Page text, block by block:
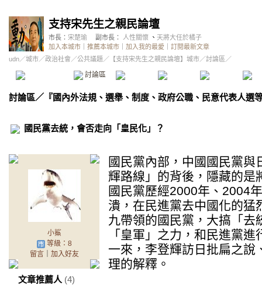
支持宋先生之親民論壇
市長： 宋楚瑜 副市長： 人性關懷 、 天將大任於橘子
加入本城市
推薦本城市 加入我的最愛
訂閱最新文章
udn／城市／政治社會 ／公共議題 ／ 【支持宋先生之親民論壇】城市／討論區／
討論區 精華區 投票區 影像館
討論區／ 『國內外法規、選舉、制度、政府公職、民意代表人選
國民黨去統，會否走向「皇民化」？
小鯊
等級：8
留言｜ 加入好友
文章推薦人 (4)
國民黨內部，中國國民黨
輝路線」的背後，隱藏的是
國民黨歷經2000年、2004
潰，在民進黨去中國化的猛
九帶領的國民黨，大搞「去
「皇軍」之力，和民進黨
一來，李登輝訪日批扁之說
理的解釋。